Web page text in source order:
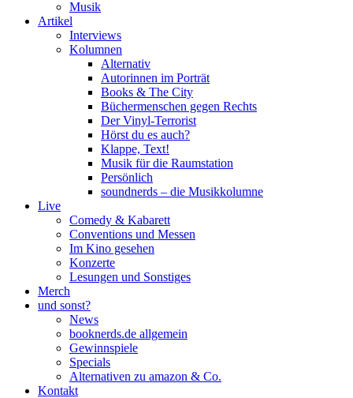
Musik
Artikel
Interviews
Kolumnen
Alternativ
Autorinnen im Porträt
Books & The City
Büchermenschen gegen Rechts
Der Vinyl-Terrorist
Hörst du es auch?
Klappe, Text!
Musik für die Raumstation
Persönlich
soundnerds – die Musikkolumne
Live
Comedy & Kabarett
Conventions und Messen
Im Kino gesehen
Konzerte
Lesungen und Sonstiges
Merch
und sonst?
News
booknerds.de allgemein
Gewinnspiele
Specials
Alternativen zu amazon & Co.
Kontakt